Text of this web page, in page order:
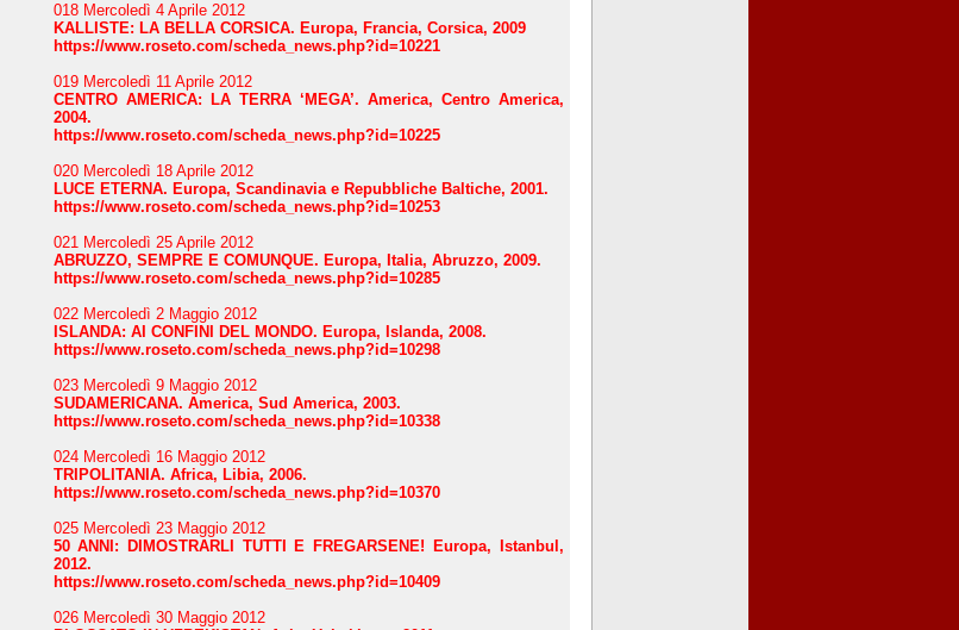
018 Mercoledì 4 Aprile 2012
KALLISTE: LA BELLA CORSICA. Europa, Francia, Corsica, 2009
https://www.roseto.com/scheda_news.php?id=10221
019 Mercoledì 11 Aprile 2012
CENTRO AMERICA: LA TERRA ‘MEGA’. America, Centro America,
2004.
https://www.roseto.com/scheda_news.php?id=10225
020 Mercoledì 18 Aprile 2012
LUCE ETERNA. Europa, Scandinavia e Repubbliche Baltiche, 2001.
https://www.roseto.com/scheda_news.php?id=10253
021 Mercoledì 25 Aprile 2012
ABRUZZO, SEMPRE E COMUNQUE. Europa, Italia, Abruzzo, 2009.
https://www.roseto.com/scheda_news.php?id=10285
022 Mercoledì 2 Maggio 2012
ISLANDA: AI CONFINI DEL MONDO. Europa, Islanda, 2008.
https://www.roseto.com/scheda_news.php?id=10298
023 Mercoledì 9 Maggio 2012
SUDAMERICANA. America, Sud America, 2003.
https://www.roseto.com/scheda_news.php?id=10338
024 Mercoledì 16 Maggio 2012
TRIPOLITANIA. Africa, Libia, 2006.
https://www.roseto.com/scheda_news.php?id=10370
025 Mercoledì 23 Maggio 2012
50 ANNI: DIMOSTRARLI TUTTI E FREGARSENE! Europa, Istanbul,
2012.
https://www.roseto.com/scheda_news.php?id=10409
026 Mercoledì 30 Maggio 2012